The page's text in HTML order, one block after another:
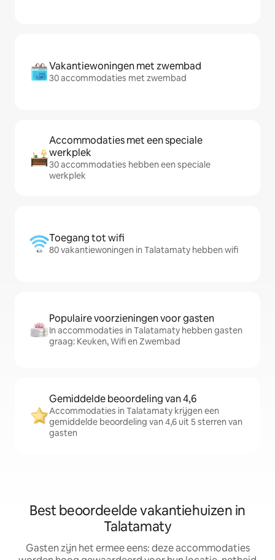
Vakantiewoningen met zwembad
30 accommodaties met zwembad
Accommodaties met een speciale
werkplek
30 accommodaties hebben een speciale
werkplek
Toegang tot wifi
80 vakantiewoningen in Talatamaty hebben wifi
Populaire voorzieningen voor gasten
In accommodaties in Talatamaty hebben gasten
graag: Keuken, Wifi en Zwembad
Gemiddelde beoordeling van 4,6
Accommodaties in Talatamaty krijgen een
gemiddelde beoordeling van 4,6 uit 5 sterren van
gasten
Best beoordeelde vakantiehuizen in
Talatamaty
Gasten zijn het ermee eens: deze accommodaties